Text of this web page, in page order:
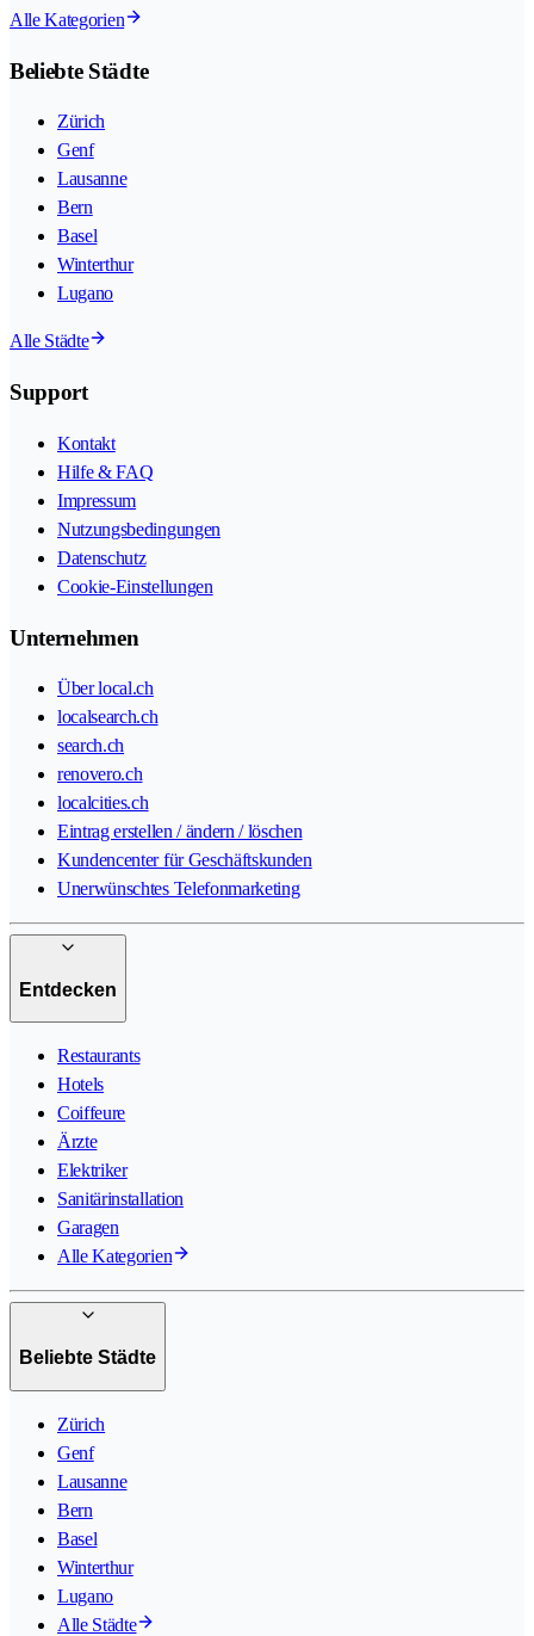
Alle Kategorien
Beliebte Städte
Zürich
Genf
Lausanne
Bern
Basel
Winterthur
Lugano
Alle Städte
Support
Kontakt
Hilfe & FAQ
Impressum
Nutzungsbedingungen
Datenschutz
Cookie-Einstellungen
Unternehmen
Über local.ch
localsearch.ch
search.ch
renovero.ch
localcities.ch
Eintrag erstellen / ändern / löschen
Kundencenter für Geschäftskunden
Unerwünschtes Telefonmarketing
Entdecken
Restaurants
Hotels
Coiffeure
Ärzte
Elektriker
Sanitärinstallation
Garagen
Alle Kategorien
Beliebte Städte
Zürich
Genf
Lausanne
Bern
Basel
Winterthur
Lugano
Alle Städte